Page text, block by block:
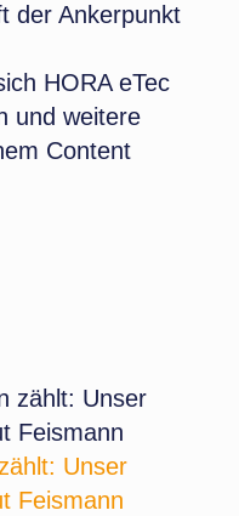
der Ankerpunkt
HORA eTec
und weitere
Content
Unser
Feismann